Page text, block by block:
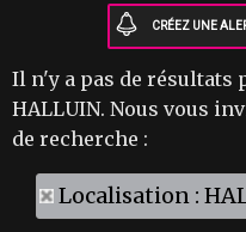
Il n'y a pas de résultats
HALLUIN. Nous vous
de recherche :
Localisation :